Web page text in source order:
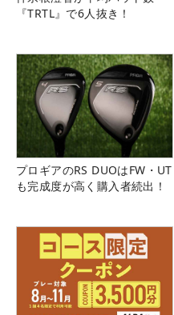
『TRTL』で6人抜き！
プロギアのRS DUOはFW・UT
も完成度が高く購入者続出！